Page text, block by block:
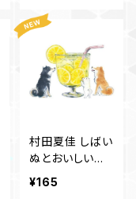
村田夏佳 しばい
ぬとおいしい夏
ﾎﾟｽﾄｶｰﾄﾞ PS-1
¥165